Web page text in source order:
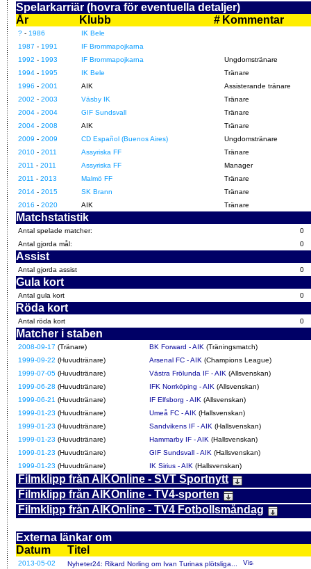
Spelarkarriär (hovra för eventuella detaljer)
År
Klubb # Kommentar
? - 1986
IK Bele
1987 - 1991
IF Brommapojkarna
1992 - 1993 IF Brommapojkarna
Ungdomstränare
1994 - 1995 IK Bele
Tränare
1996 - 2001 AIK
Assisterande tränare
2002 - 2003 Väsby IK
Tränare
2004 - 2004 GIF Sundsvall
Tränare
2004 - 2008 AIK
Tränare
2009 - 2009 CD Español (Buenos Aires)
Ungdomstränare
2010 - 2011 Assyriska FF
Tränare
2011 - 2011 Assyriska FF
Manager
2011 - 2013 Malmö FF
Tränare
2014 - 2015 SK Brann
Tränare
2016 - 2020 AIK Tränare
Matchstatistik
Antal spelade matcher:
0
Antal gjorda mål:
0
Assist
Antal gjorda assist 0
Gula kort
Antal gula kort 0
Röda kort
Antal röda kort 0
Matcher i staben
2008-09-17 (Tränare) BK Forward - AIK (Träningsmatch)
1999-09-22 (Huvudtränare) Arsenal FC - AIK (Champions League)
1999-07-05 (Huvudtränare) Västra Frölunda IF - AIK (Allsvenskan)
1999-06-28 (Huvudtränare) IFK Norrköping - AIK (Allsvenskan)
1999-06-21 (Huvudtränare) IF Elfsborg - AIK (Allsvenskan)
1999-01-23 (Huvudtränare) Umeå FC - AIK (Hallsvenskan)
1999-01-23 (Huvudtränare) Sandvikens IF - AIK (Hallsvenskan)
1999-01-23 (Huvudtränare) Hammarby IF - AIK (Hallsvenskan)
1999-01-23 (Huvudtränare) GIF Sundsvall - AIK (Hallsvenskan)
1999-01-23 (Huvudtränare) IK Sirius - AIK (Hallsvenskan)
Filmklipp från AIKOnline - SVT Sportnytt
Filmklipp från AIKOnline - TV4-sporten
Filmklipp från AIKOnline - TV4 Fotbollsmåndag
Externa länkar om
Datum
Titel
2013-05-02
Nyheter24: Rikard Norling om Ivan Turinas plötsliga...